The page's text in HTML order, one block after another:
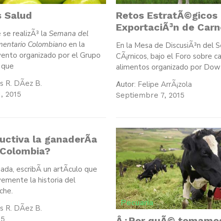
Salud
realizÃ³ la Semana del
Colombiano en la
organizado por el Grupo
R. DÃ­ez B.
2015
Retos EstratÃ©gicos
ExportaciÃ³n de
En la Mesa de DiscusiÃ³n del
CÃ¡rnicos, bajo el Foro sobre
alimentos organizado por
Autor: Felipe ArrÃ¡zola
Septiembre 7, 2015
la ganaderÃ­a
escribÃ­ un artÃ­culo que
la historia del
R. DÃ­ez B.
Pecuaria